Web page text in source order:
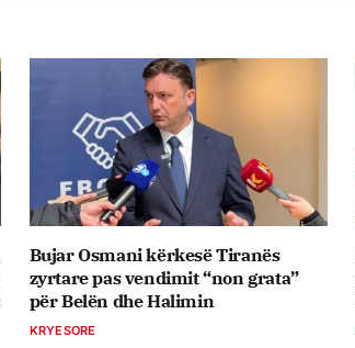
Bujar Osmani kërkesë Tiranës
zyrtare pas vendimit “non grata”
për Belën dhe Halimin
KRYESORE